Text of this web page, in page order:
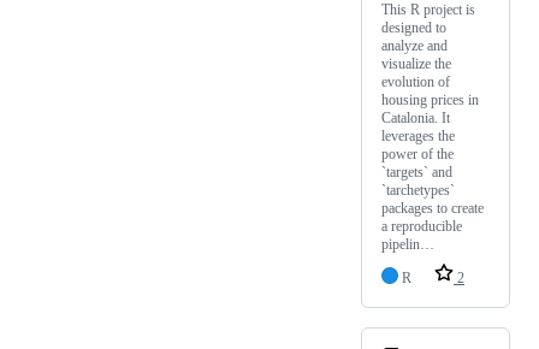
This R project is
designed to
analyze and
visualize the
evolution of
housing prices in
Catalonia. It
leverages the
power of the
`targets` and
`tarchetypes`
packages to create
a reproducible
pipelin…
R
2